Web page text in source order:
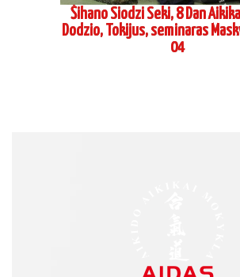
Šihano Siodzi Seki, 8 Dan
Dodzio, Tokijus, seminaras
04